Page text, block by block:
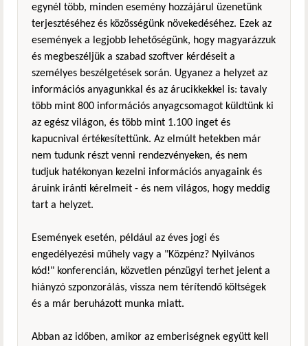
egynél több, minden esemény hozzájárul üzenetünk
terjesztéséhez és közösségünk növekedéséhez. Ezek az
események a legjobb lehetőségünk, hogy magyarázzuk
és megbeszéljük a szabad szoftver kérdéseit a
személyes beszélgetések során. Ugyanez a helyzet az
információs anyagunkkal és az árucikkekkel is: tavaly
több mint 800 információs anyagcsomagot küldtünk ki
az egész világon, és több mint 1.100 inget és
kapucnival értékesítettünk. Az elmúlt hetekben már
nem tudunk részt venni rendezvényeken, és nem
tudjuk hatékonyan kezelni információs anyagaink és
áruink iránti kérelmeit - és nem világos, hogy meddig
tart a helyzet.
Események esetén, például az éves jogi és
engedélyezési műhely vagy a "Közpénz? Nyilvános
kód!" konferencián, közvetlen pénzügyi terhet jelent a
hiányzó szponzorálás, vissza nem térítendő költségek
és a már beruházott munka miatt.
Abban az időben, amikor az emberiségnek együtt kell